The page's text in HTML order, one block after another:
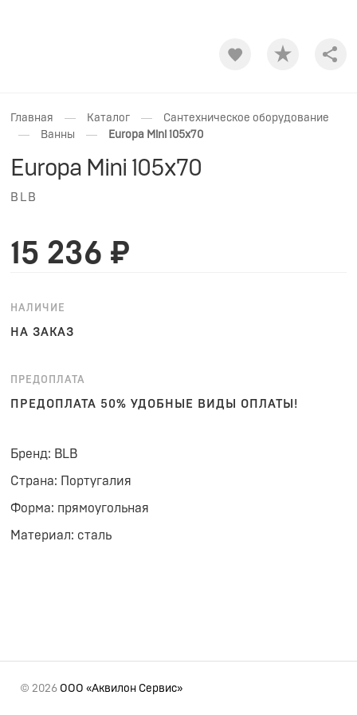
Главная — Каталог — Сантехническое оборудование
— Ванны — Europa Mini 105x70
Europa Mini 105x70
BLB
15 236 ₽
НАЛИЧИЕ
НА ЗАКАЗ
ПРЕДОПЛАТА
ПРЕДОПЛАТА 50% УДОБНЫЕ ВИДЫ ОПЛАТЫ!
Бренд: BLB
Страна: Португалия
Форма: прямоугольная
Материал: сталь
© 2026 ООО «Аквилон Сервис»